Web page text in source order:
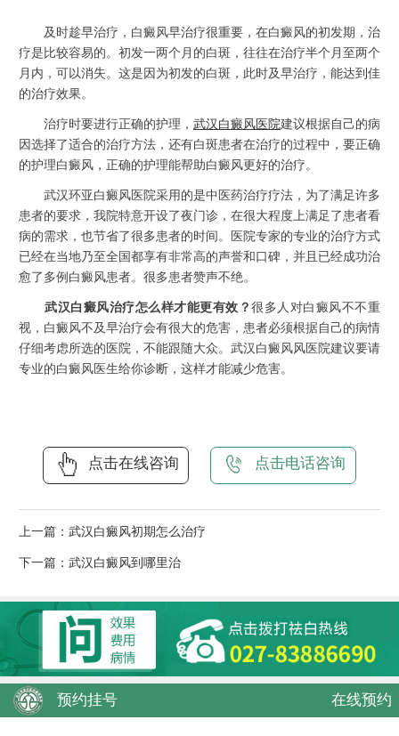
及时趁早治疗，白癜风早治疗很重要，在白癜风的初发期，治
疗是比较容易的。初发一两个月的白斑，往往在治疗半个月至两个
月内，可以消失。这是因为初发的白斑，此时及早治疗，能达到佳
的治疗效果。
治疗时要进行正确的护理， 武汉白癜风医院建议根据自己的病
因选择了适合的治疗方法，还有白斑患者在治疗的过程中，要正确
的护理白癜风，正确的护理能帮助白癜风更好的治疗。
武汉环亚白癜风医院采用的是中医药治疗疗法，为了满足许多
患者的要求，我院特意开设了夜门诊，在很大程度上满足了患者看
病的需求，也节省了很多患者的时间。医院专家的专业的治疗方式
已经在当地乃至全国都享有非常高的声誉和口碑，并且已经成功治
愈了多例白癜风患者。很多患者赞声不绝。
武汉白癜风治疗怎么样才能更有效？很多人对白癜风不不重
视，白癜风不及早治疗会有很大的危害，患者必须根据自己的病情
仔细考虑所选的医院，不能跟随大众。武汉白癜风风医院建议要请
专业的白癜风医生给你诊断，这样才能减少危害。
点击在线咨询 点击电话咨询
上一篇： 武汉白癜风初期怎么治疗
下一篇： 武汉白癜风到哪里治
预约挂号 在线预约